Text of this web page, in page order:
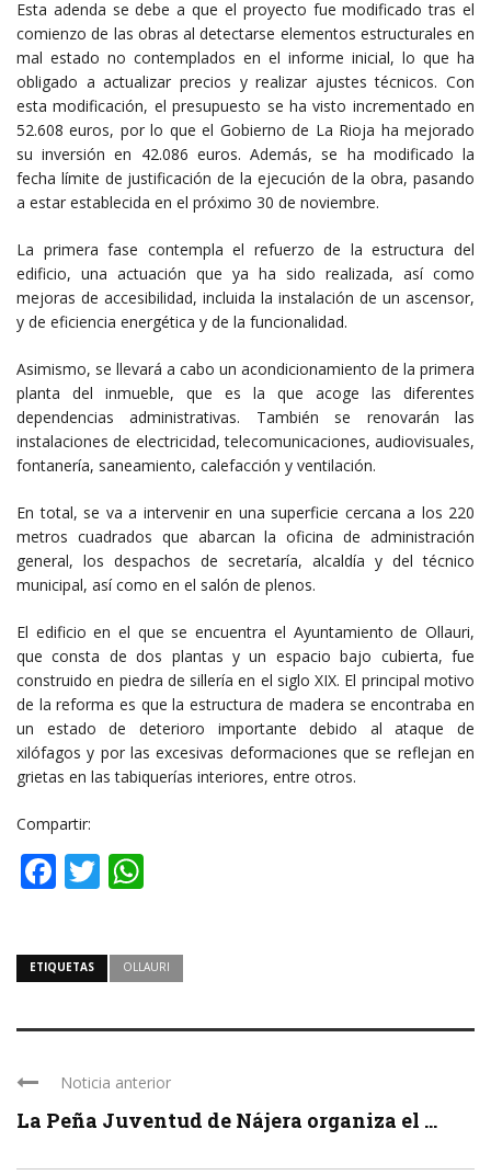
Esta adenda se debe a que el proyecto fue modificado tras el
comienzo de las obras al detectarse elementos estructurales en
mal estado no contemplados en el informe inicial, lo que ha
obligado a actualizar precios y realizar ajustes técnicos. Con
esta modificación, el presupuesto se ha visto incrementado en
52.608 euros, por lo que el Gobierno de La Rioja ha mejorado
su inversión en 42.086 euros. Además, se ha modificado la
fecha límite de justificación de la ejecución de la obra, pasando
a estar establecida en el próximo 30 de noviembre.
La primera fase contempla el refuerzo de la estructura del
edificio, una actuación que ya ha sido realizada, así como
mejoras de accesibilidad, incluida la instalación de un ascensor,
y de eficiencia energética y de la funcionalidad.
Asimismo, se llevará a cabo un acondicionamiento de la primera
planta del inmueble, que es la que acoge las diferentes
dependencias administrativas. También se renovarán las
instalaciones de electricidad, telecomunicaciones, audiovisuales,
fontanería, saneamiento, calefacción y ventilación.
En total, se va a intervenir en una superficie cercana a los 220
metros cuadrados que abarcan la oficina de administración
general, los despachos de secretaría, alcaldía y del técnico
municipal, así como en el salón de plenos.
El edificio en el que se encuentra el Ayuntamiento de Ollauri,
que consta de dos plantas y un espacio bajo cubierta, fue
construido en piedra de sillería en el siglo XIX. El principal motivo
de la reforma es que la estructura de madera se encontraba en
un estado de deterioro importante debido al ataque de
xilófagos y por las excesivas deformaciones que se reflejan en
grietas en las tabiquerías interiores, entre otros.
Compartir:
Facebook
Twitter
ETIQUETAS OLLAURI
Noticia anterior
La Peña Juventud de Nájera organiza el ...